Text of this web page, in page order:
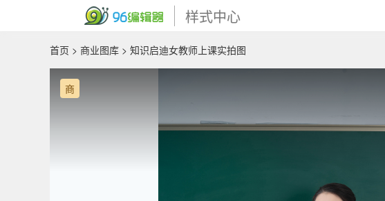
样式中心
首页 > 商业图库 > 知识启迪女教师上课实拍图
商